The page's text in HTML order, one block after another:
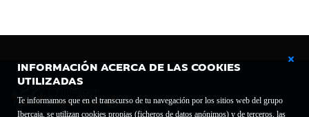
INFORMACIÓN ACERCA DE LAS COOKIES
UTILIZADAS
Te informamos que en el transcurso de tu navegación por los sitios web del grupo
Ibercaja, se utilizan cookies propias (ficheros de datos anónimos) y de terceros, las